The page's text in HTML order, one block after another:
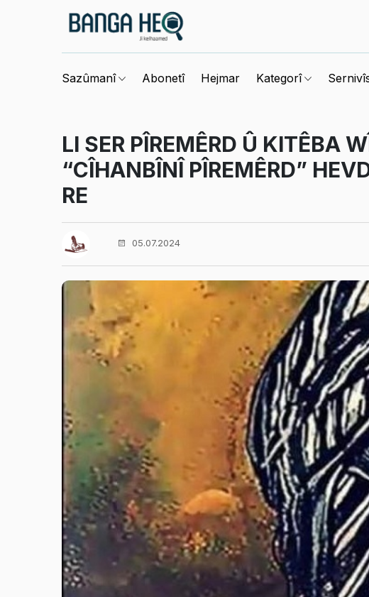
Sazûmanî Abonetî Hejmar Kategorî
LI SER PÎREMÊRD Û KITÊBA
“CÎHANBÎNÎ PÎREMÊRD”
RE
05.07.2024